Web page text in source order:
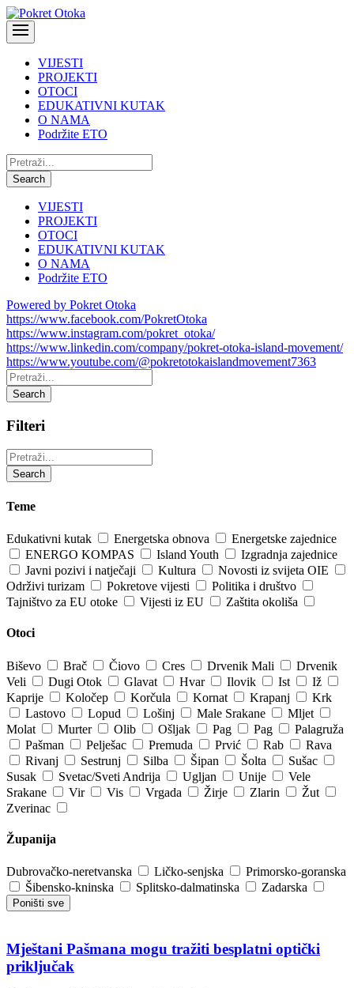
VIJESTI
PROJEKTI
OTOCI
EDUKATIVNI KUTAK
O NAMA
Podržite ETO
Pretraži:
Search
VIJESTI
PROJEKTI
OTOCI
EDUKATIVNI KUTAK
O NAMA
Podržite ETO
Powered by Pokret Otoka
https://www.facebook.com/PokretOtoka
https://www.instagram.com/pokret_otoka/
https://www.linkedin.com/company/pokret-otoka-island-movement/
https://www.youtube.com/@pokretotokaislandmovement7363
Pretraži:
Search
Filteri
Pretraži:
Search
Teme
Edukativni kutak Energetska obnova
Energetske zajednice
ENERGO KOMPAS
Island Youth
Izgradnja zajednice
Javni pozivi i natječaji
Kultura
Novosti iz svijeta OIE
Održivi turizam
Pokretove vijesti
Politika i društvo
Tajništvo za EU otoke
Vijesti iz EU Zaštita okoliša
Otoci
Biševo Brač Čiovo Cres Drvenik Mali
Drvenik
Veli
Dugi Otok Glavat Hvar Ilovik Ist
Iž
Kaprije
Koločep Korčula Kornat Krapanj
Krk
Lastovo
Lopud Lošinj Male Srakane
Mljet
Molat
Murter Olib Ošljak Pag Pag
Palagruža
Pašman
Pelješac Premuda Prvić Rab
Rava
Rivanj
Sestrunj Silba Šipan Šolta
Sušac
Susak
Svetac/Sveti Andrija Ugljan Unije
Vele
Srakane
Vir Vis Vrgada Žirje Zlarin
Žut
Zverinac
Županija
Dubrovačko-neretvanska Ličko-senjska
Primorsko-goranska
Šibensko-kninska
Splitsko-dalmatinska Zadarska
Poništi sve
Mještani Pašmana mogu tražiti besplatni optički
priključak